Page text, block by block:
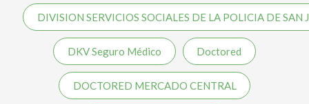
DIVISION SERVICIOS SOCIALES DE LA POLICIA DE SAN
DKV Seguro Médico Doctored
DOCTORED MERCADO CENTRAL